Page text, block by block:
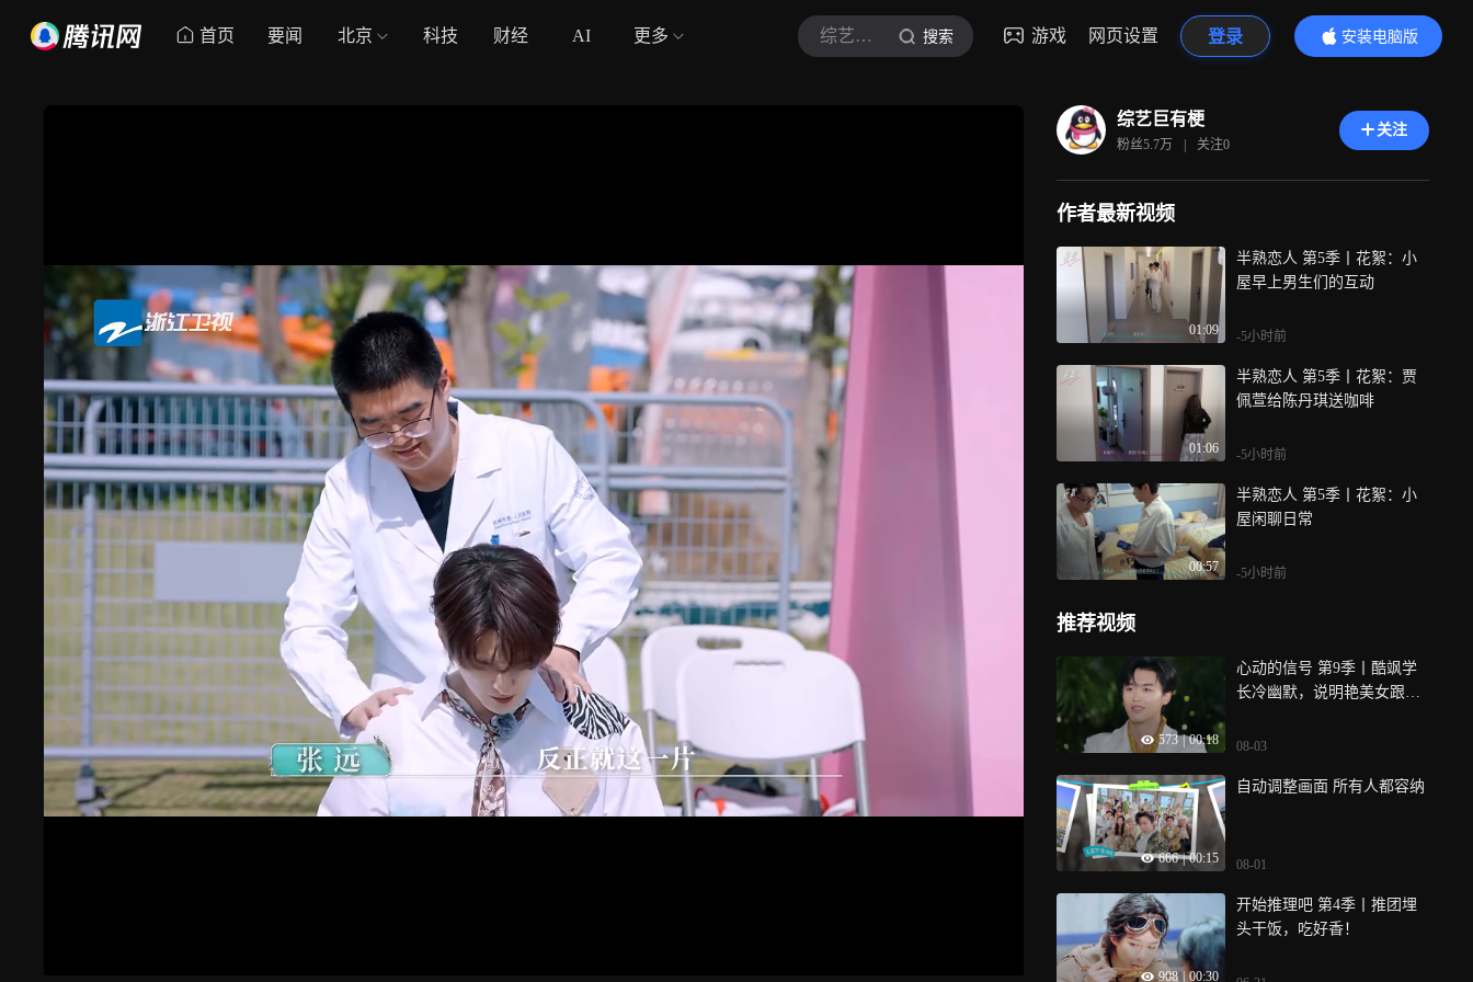
首页 要闻 北京 科技 财经 AI 更多 综艺巨有梗 搜索 游戏 网页设置 登录
安装电脑版
内容更精彩
综艺巨有梗
粉丝5.7万 | 关注0
关注
作者最新视频
01:09
半熟恋人 第5季丨花絮：小
屋早上男生们的互动
-5小时前
01:06
半熟恋人 第5季丨花絮：贾
佩萱给陈丹琪送咖啡
-5小时前
00:57
半熟恋人 第5季丨花絮：小
屋闲聊日常
-5小时前
推荐视频
573 | 00:18
心动的信号 第9季丨酷飒学
长冷幽默，说明艳美女跟沙
08-03
666 | 00:15
自动调整画面 所有人都容纳
08-01
908 00:30
开始推理吧 第4季丨推团埋
头干饭，吃好香！